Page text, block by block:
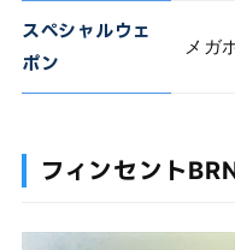
スペシャルウェ
ポン
メガ
フィンセント